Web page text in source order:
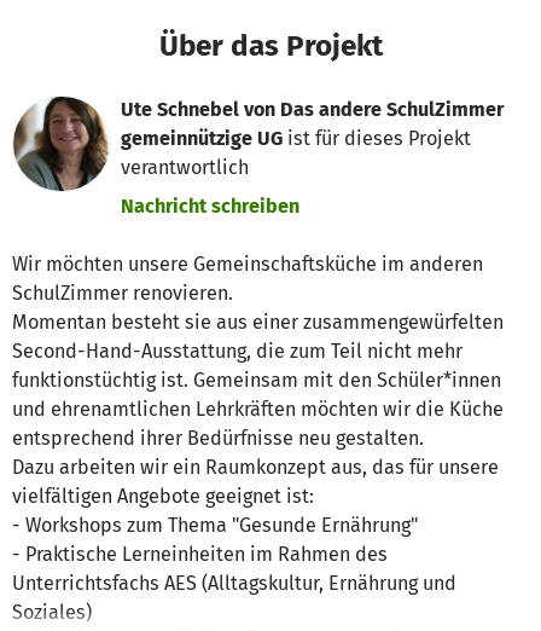
Über das Projekt
Ute Schnebel von Das andere SchulZimmer
gemeinnützige UG ist für dieses Projekt
verantwortlich
Nachricht schreiben
Wir möchten unsere Gemeinschaftsküche im anderen
SchulZimmer renovieren.
Momentan besteht sie aus einer zusammengewürfelten
Second-Hand-Ausstattung, die zum Teil nicht mehr
funktionstüchtig ist. Gemeinsam mit den Schüler*innen
und ehrenamtlichen Lehrkräften möchten wir die Küche
entsprechend ihrer Bedürfnisse neu gestalten.
Dazu arbeiten wir ein Raumkonzept aus, das für unsere
vielfältigen Angebote geeignet ist:
- Workshops zum Thema "Gesunde Ernährung"
- Praktische Lerneinheiten im Rahmen des
Unterrichtsfachs AES (Alltagskultur, Ernährung und
Soziales)